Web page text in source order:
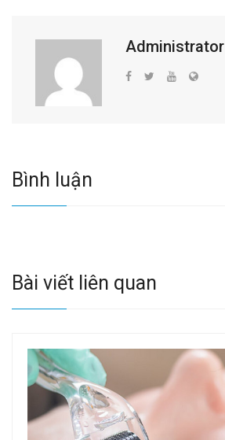
Administrator
Bình luận
Bài viết liên quan